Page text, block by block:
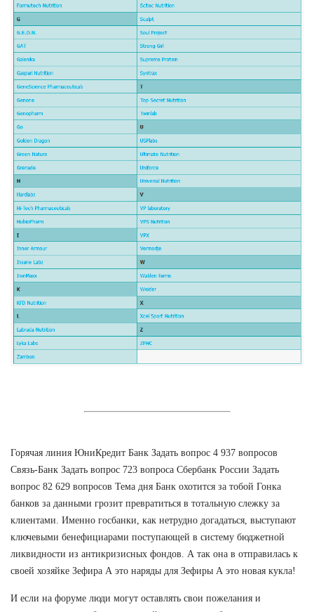
Горячая линия ЮниКредит Банк Задать вопрос 4 937 вопросов
Связь-Банк Задать вопрос 723 вопроса Сбербанк России Задать
вопрос 82 629 вопросов Тема дня Банк охотится за тобой Гонка
банков за данными грозит превратиться в тотальную слежку за
клиентами. Именно госбанки, как нетрудно догадаться, выступают
ключевыми бенефициарами поступающей в систему бюджетной
ликвидности из антикризисных фондов. А так она в отправилась к
своей хозяйке Зефира А это наряды для Зефиры А это новая кукла!
И если на форуме люди могут оставлять свои пожелания и